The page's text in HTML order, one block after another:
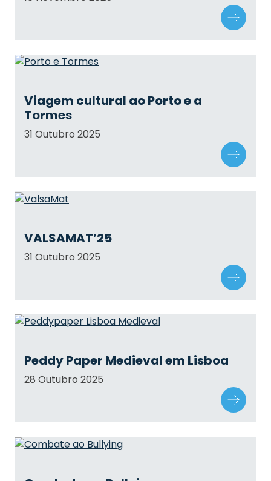
Viagem cultural ao Porto e a
Tormes
31 Outubro 2025
VALSAMAT’25
31 Outubro 2025
Peddy Paper Medieval em Lisboa
28 Outubro 2025